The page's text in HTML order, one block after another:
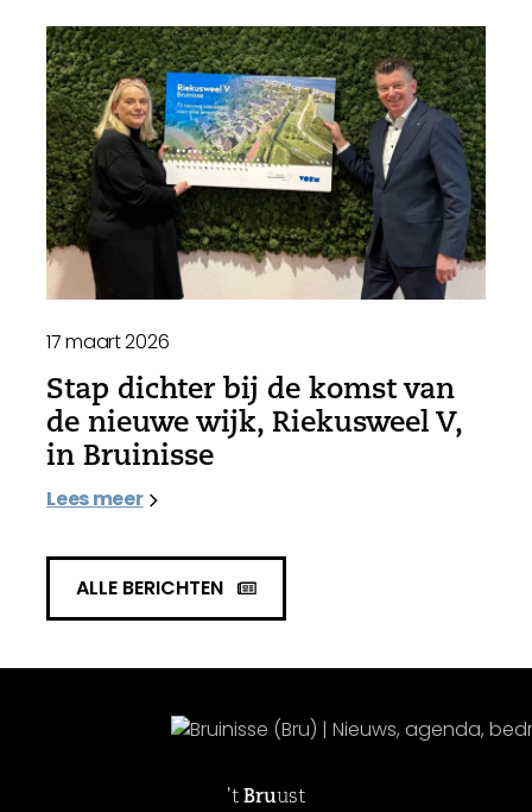
17 maart 2026
Stap dichter bij de komst van
de nieuwe wijk, Riekusweel V,
in Bruinisse
Lees meer
ALLE BERICHTEN
't Bruust